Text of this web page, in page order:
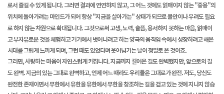
로서 즐길 수 있게 됩니다. 그러면 결과에 연연하지 않고, 그 어느 것에도 얽매이지 않는 "중용"의
위치에 돌아가려는 마인드가 되어 항상 "지금을 살아가는" 상태가 되므로 불안이나 우려도 필요
로 하지 않는 차원으로 확대됩니다.그것으로써 고생, 노력, 슬픔, 용서하지 못하는 마음, 얽매이
고 부자유로운 것을 체험하고 거기에서 벗어나려고 하는 양극의 움직임 속에서 성장하려고 해온
시대를 그립게 느끼게 되며, 그런 때도 있었다며 웃어넘기는 날이 정말로 온 것이죠.
그러면, 사랑하는 마음이 자연스럽게 커집니다. 지금까지 걸어온 길도 완벽했지만, 앞으로의 길
도 완벽. 지금의 있는 그대로 완벽하고, 언제 어느 때라도 우리들은 그대로가 완전.저도, 당신도
완전한 존재이면서 무한에서 유한을 유한에서 무한을 창조하는 길을 걷고 있는 것에 지나지 않습